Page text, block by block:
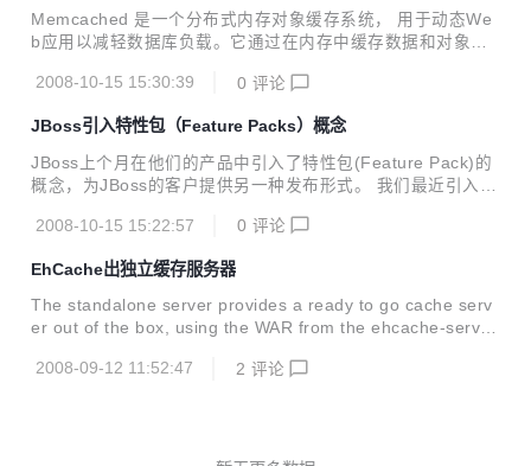
ath v...
Memcached 是一个分布式内存对象缓存系统， 用于动态We
b应用以减轻数据库负载。它通过在内存中缓存数据和对象来
度。Memcached基于的是一个存储键/值对的hashmap。其守
来编写，并通过memcached协议与守护进程通讯。但是它并
不提供冗余（例如，复制其hashmap条目）；当某个服务器S
停止运行和崩溃了，所有存放在S上的键/值对都将丢失。 Bel
一个基于JGroups的memcache...
2008-10-15 15:30:39 0 评论
JBoss引入特性包（Feature Packs）概念
JBoss上个月在他们的产品中引入了特性包(Feature Pack)的
概念，为JBoss的客户提供另一种发布形式。 我们最近引入了
特性/API或者是最近的一些特性/API的更新。特性变化程度和
项，如果你不想要这个功能，直接忽略就好了。 JBoss针对不
同的用户情况支持不同发布形式： 主发布（Major Release）
——包含了API修改、新特性、bug修正和deprecation的发
布。主发布往往是让人觉得最“混乱”的发布形式，原先的特性
完全有可能被删掉了或者取代了。 次...
2008-10-15 15:22:57 0 评论
EhCache出独立缓存服务器
The standalone server provides a ready to go cache serv
er out of the box, using the WAR from the ehcache-server
Start it with java -jar ../lib/ehcache-standalone-server-0.1.j
2008-09-12 11:52:47 2 评论